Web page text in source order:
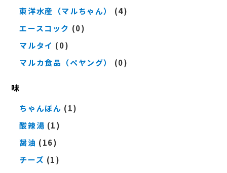
東洋水産（マルちゃん）
(4)
エースコック (0)
マルタイ (0)
マルカ食品（ペヤング）
(0)
味
ちゃんぽん (1)
酸辣湯 (1)
醤油 (16)
チーズ (1)